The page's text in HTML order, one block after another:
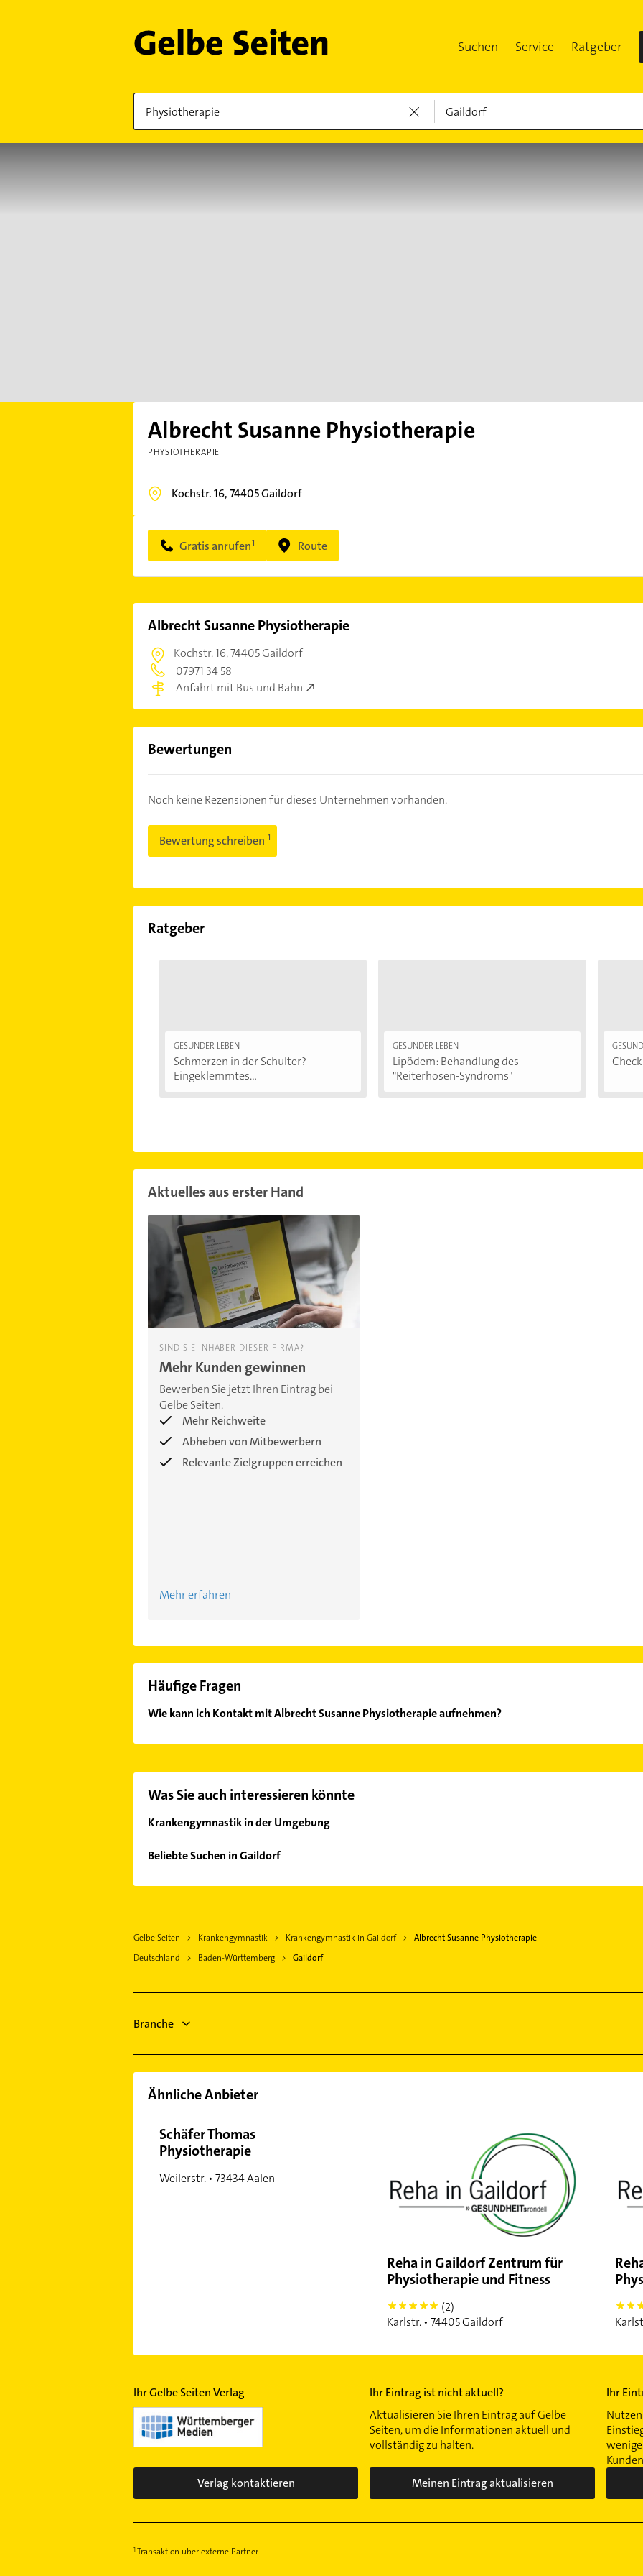
Suchen Service Ratgeber
Albrecht Susanne Physiotherapie
PHYSIOTHERAPIE
Kochstr. 16,74405Gaildorf
Gratis anrufen Route
Albrecht Susanne Physiotherapie
Kochstr. 16,74405 Gaildorf
07971 34 58
Anfahrt mit Bus und Bahn
Bewertungen
Noch keine Rezensionen für dieses Unternehmen vorhanden.
Bewertung schreiben
Ratgeber
GESÜNDER LEBEN
Schmerzen in der Schulter?
Eingeklemmtes...
GESÜNDER LEBEN
Lipödem: Behandlung des
"Reiterhosen-Syndroms"
Aktuelles aus erster Hand
SIND SIE INHABER DIESER FIRMA?
Mehr Kunden gewinnen
Bewerben Sie jetzt Ihren Eintrag bei
Gelbe Seiten.
Mehr Reichweite
Abheben von Mitbewerbern
Relevante Zielgruppen erreichen
Mehr erfahren
Häufige Fragen
Wie kann ich Kontakt mit Albrecht Susanne Physiotherapie aufnehmen?
Was Sie auch interessieren könnte
Krankengymnastik in der Umgebung
Bühlertann
Michelfeld Kreis Schwäbisch Hall
Mainhardt
Mutlangen
Beliebte Suchen in Gaildorf
Klempner
Sanitärinstallation
Lüftungsanlagen
Gelbe Seiten Krankengymnastik Krankengymnastik in Gaildorf
Albrecht Susanne Physiotherapie
Deutschland
Baden-Württemberg Gaildorf
Branche
Ähnliche Anbieter
Schäfer Thomas
Physiotherapie
Weilerstr. • 73434 Aalen
Reha in Gaildorf Zentrum für
Physiotherapie und Fitness
5
(2)
Karlstr. • 74405 Gaildorf
5
Ihr Gelbe Seiten Verlag
Verlag kontaktieren
Ihr Eintrag ist nicht aktuell?
Aktualisieren Sie Ihren Eintrag auf Gelbe
Seiten, um die Informationen aktuell und
vollständig zu halten.
Meinen Eintrag aktualisieren
Ihr
Transaktion über externe Partner